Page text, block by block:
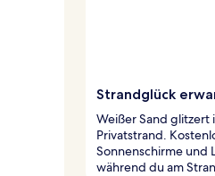
Strandglück
Weißer Sand glitzert
Privatstrand.
Sonnenschirme und
während du am